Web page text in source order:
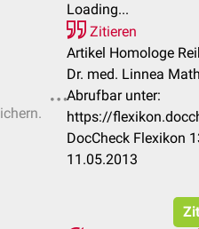
Loading...
Zitieren
Artikel Homologe
Dr. med. Linnea
Abrufbar unter:
https://
DocCheck Flexikon
11.05.2013